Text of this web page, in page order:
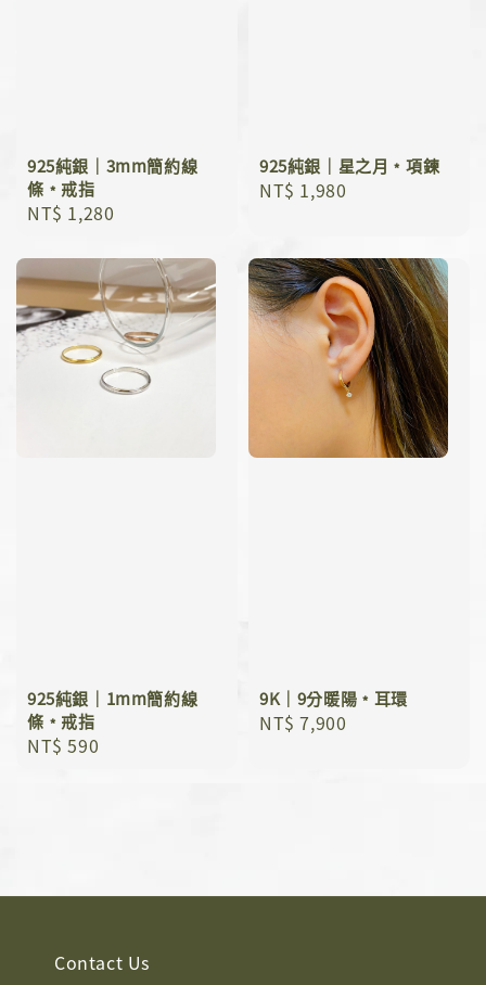
925純銀｜3mm簡約線
條﹡戒指
Regular
NT$ 1,280
925純銀｜星之月﹡項鍊
Regular
NT$ 1,980
925純銀｜1mm簡約線
條﹡戒指
Regular
NT$ 590
9K｜9分暖陽﹡耳環
Regular
NT$ 7,900
Contact Us